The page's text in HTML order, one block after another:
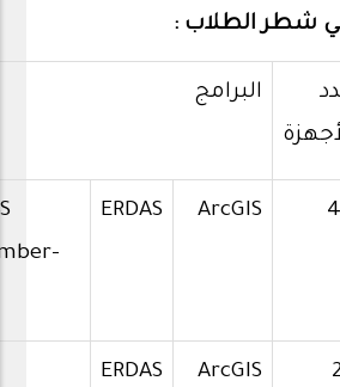
شطر الطلاب :
البرامج
ArcGIS
ERDAS
ArcGIS
ERDAS